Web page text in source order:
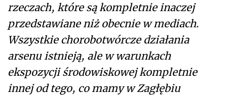
rzeczach, które są kompletnie inaczej
przedstawiane niż obecnie w mediach.
Wszystkie chorobotwórcze działania
arsenu istnieją, ale w warunkach
ekspozycji środowiskowej kompletnie
innej od tego, co mamy w Zagłębiu